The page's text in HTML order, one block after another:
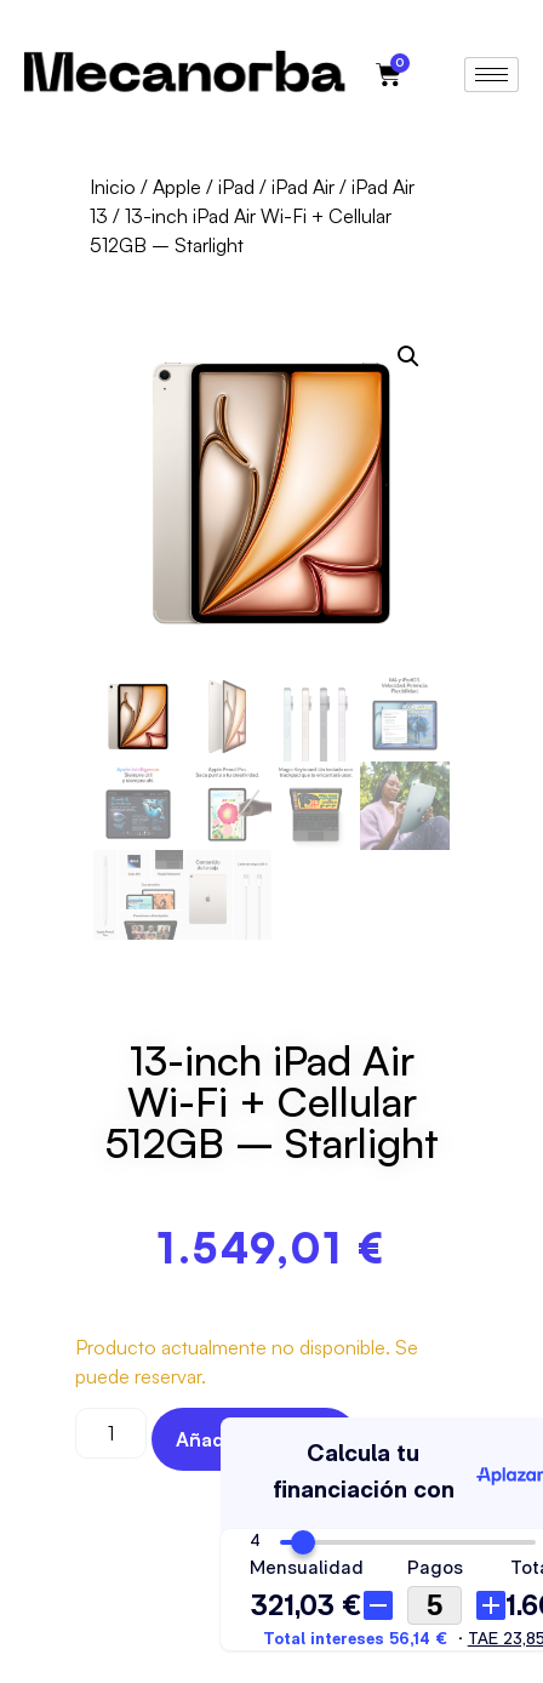
0
Inicio /Apple /iPad /iPad Air /iPad Air
13 / 13-inch iPad Air Wi-Fi + Cellular
512GB – Starlight
13-inch iPad Air
Wi-Fi + Cellular
512GB – Starlight
1.549,01 €
Producto actualmente no disponible. Se
puede reservar.
Añadir Al Carrito